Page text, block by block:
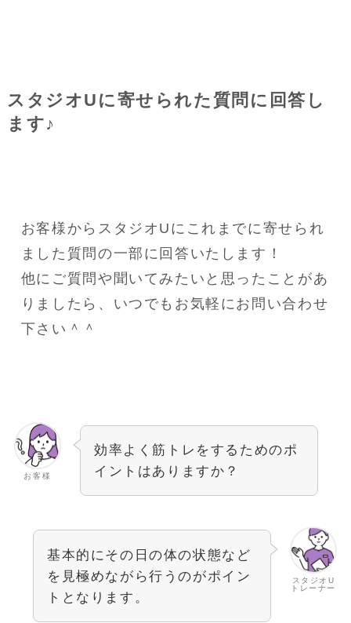
スタジオUに寄せられた質問に回答し
ます♪
お客様からスタジオUにこれまでに寄せられ
ました質問の一部に回答いたします！
他にご質問や聞いてみたいと思ったことがあ
りましたら、いつでもお気軽にお問い合わせ
下さい＾＾
お客様
効率よく筋トレをするためのポ
イントはありますか？
スタジオU
トレーナー
基本的にその日の体の状態など
を見極めながら行うのがポイン
トとなります。